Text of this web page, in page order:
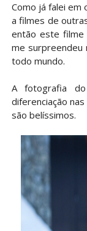
Como já falei em
a filmes de
então este
me surpreendeu
todo mundo.
A fotografia
diferenciação
são belíssimos.